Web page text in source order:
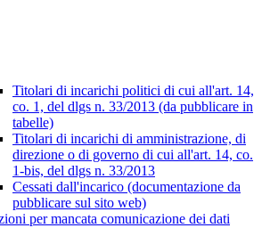
Titolari di incarichi politici di cui all'art. 14,
co. 1, del dlgs n. 33/2013 (da pubblicare in
tabelle)
Titolari di incarichi di amministrazione, di
direzione o di governo di cui all'art. 14, co.
1-bis, del dlgs n. 33/2013
Cessati dall'incarico (documentazione da
pubblicare sul sito web)
per mancata comunicazione dei dati